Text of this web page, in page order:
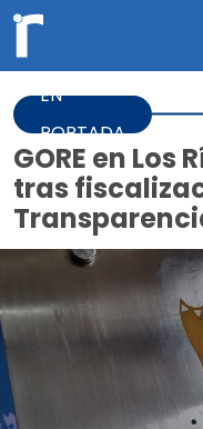
EN
PORTADA
GORE en Los
tras